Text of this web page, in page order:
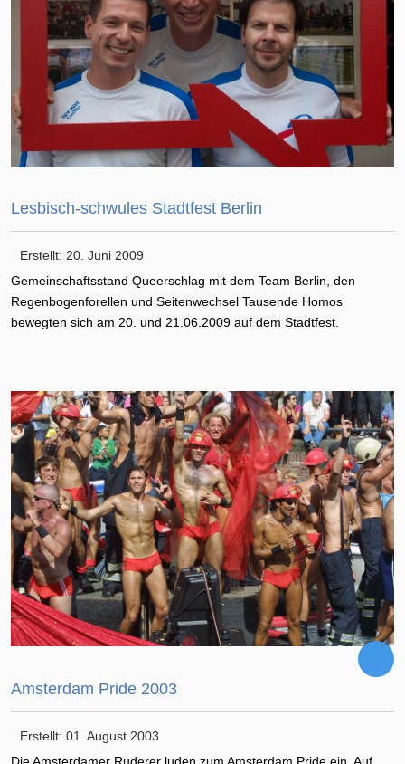
Lesbisch-schwules Stadtfest Berlin
Erstellt: 20. Juni 2009
Gemeinschaftsstand Queerschlag mit dem Team Berlin, den
Regenbogenforellen und Seitenwechsel Tausende Homos
bewegten sich am 20. und 21.06.2009 auf dem Stadtfest.
Amsterdam Pride 2003
Erstellt: 01. August 2003